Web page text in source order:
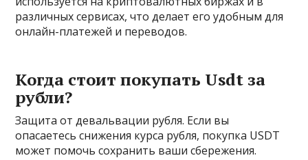
различных сервисах, что делает его удобным для
онлайн-платежей и переводов.
Когда стоит покупать Usdt за
рубли?
Защита от девальвации рубля. Если вы
опасаетесь снижения курса рубля, покупка USDT
может помочь сохранить ваши сбережения.